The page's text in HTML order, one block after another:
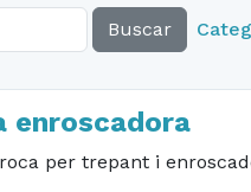
Buscar
enroscadora
per trepant i